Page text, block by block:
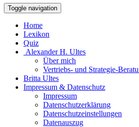
Toggle navigation
Home
Lexikon
Quiz
Alexander H. Ultes
Über mich
Vertriebs- und Strategie-
Britta Ultes
Impressum & Datenschutz
Impressum
Datenschutzerklärung
Datenschutzeinstellungen
Datenauszug